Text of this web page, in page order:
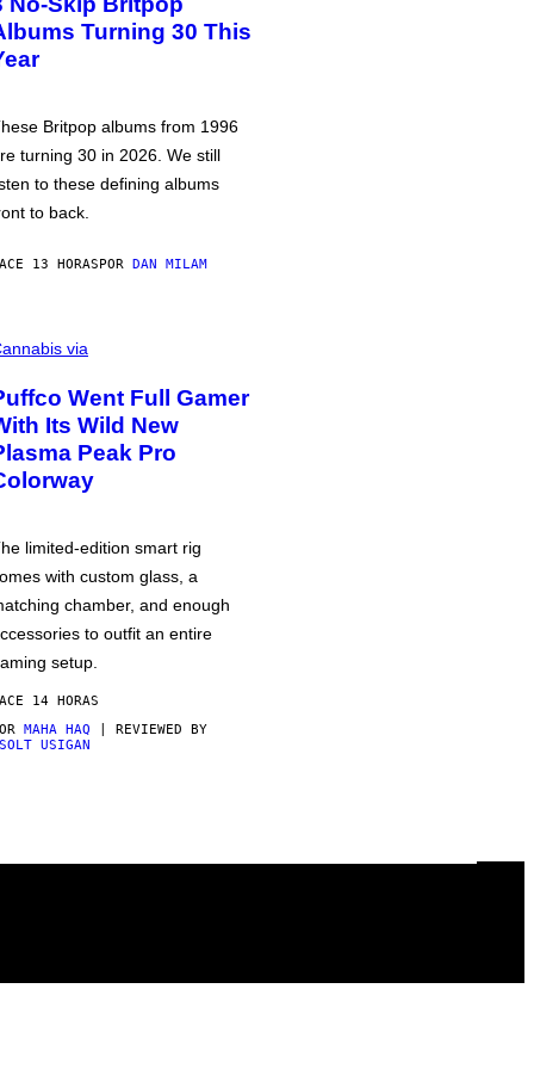
Turning 30 This
Britpop albums from 1996
turning 30 in 2026. We still
to these defining albums
to back.
13 HORASPOR DAN MILAM
via
Went Full Gamer
Its Wild New
Peak Pro
limited-edition smart rig
with custom glass, a
chamber, and enough
to outfit an entire
setup.
14 HORAS
MAHA HAQ | REVIEWED BY
USIGAN